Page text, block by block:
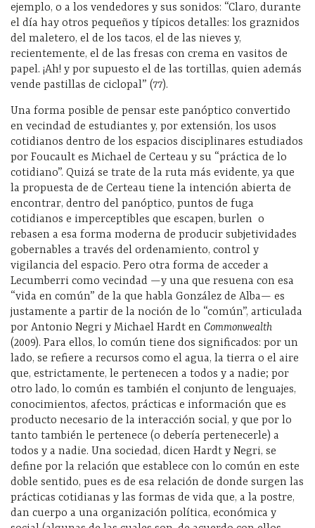
ejemplo, o a los vendedores y sus sonidos: “Claro, durante
el día hay otros pequeños y típicos detalles: los graznidos
del maletero, el de los tacos, el de las nieves y,
recientemente, el de las fresas con crema en vasitos de
papel. ¡Ah! y por supuesto el de las tortillas, quien además
vende pastillas de ciclopal” (77).
Una forma posible de pensar este panóptico convertido
en vecindad de estudiantes y, por extensión, los usos
cotidianos dentro de los espacios disciplinares estudiados
por Foucault es Michael de Certeau y su “práctica de lo
cotidiano”. Quizá se trate de la ruta más evidente, ya que
la propuesta de de Certeau tiene la intención abierta de
encontrar, dentro del panóptico, puntos de fuga
cotidianos e imperceptibles que escapen, burlen o
rebasen a esa forma moderna de producir subjetividades
gobernables a través del ordenamiento, control y
vigilancia del espacio. Pero otra forma de acceder a
Lecumberri como vecindad —y una que resuena con esa
“vida en común” de la que habla González de Alba— es
justamente a partir de la noción de lo “común”, articulada
por Antonio Negri y Michael Hardt en Commonwealth
(2009). Para ellos, lo común tiene dos significados: por un
lado, se refiere a recursos como el agua, la tierra o el aire
que, estrictamente, le pertenecen a todos y a nadie; por
otro lado, lo común es también el conjunto de lenguajes,
conocimientos, afectos, prácticas e información que es
producto necesario de la interacción social, y que por lo
tanto también le pertenece (o debería pertenecerle) a
todos y a nadie. Una sociedad, dicen Hardt y Negri, se
define por la relación que establece con lo común en este
doble sentido, pues es de esa relación de donde surgen las
prácticas cotidianas y las formas de vida que, a la postre,
dan cuerpo a una organización política, económica y